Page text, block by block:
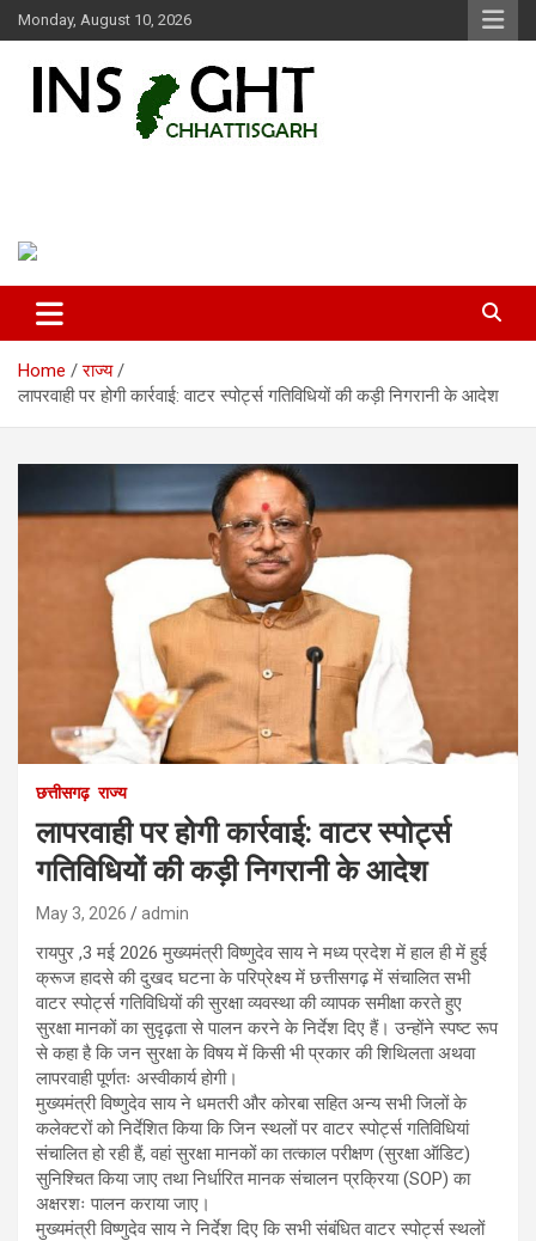
Skip
to
Monday, August 10, 2026
Home
राज्य
लापरवाही पर होगी कार्रवाई: वाटर स्पोर्ट्स गतिविधियों की कड़ी निगरानी के आदेश
छत्तीसगढ़ राज्य
लापरवाही पर होगी कार्रवाई: वाटर स्पोर्ट्स
गतिविधियों की कड़ी निगरानी के आदेश
May 3, 2026 admin
रायपुर ,3 मई 2026 मुख्यमंत्री विष्णुदेव साय ने मध्य प्रदेश में हाल ही में हुई
क्रूज हादसे की दुखद घटना के परिप्रेक्ष्य में छत्तीसगढ़ में संचालित सभी
वाटर स्पोर्ट्स गतिविधियों की सुरक्षा व्यवस्था की व्यापक समीक्षा करते हुए
सुरक्षा मानकों का सुदृढ़ता से पालन करने के निर्देश दिए हैं। उन्होंने स्पष्ट रूप
से कहा है कि जन सुरक्षा के विषय में किसी भी प्रकार की शिथिलता अथवा
लापरवाही पूर्णतः अस्वीकार्य होगी।
मुख्यमंत्री विष्णुदेव साय ने धमतरी और कोरबा सहित अन्य सभी जिलों के
कलेक्टरों को निर्देशित किया कि जिन स्थलों पर वाटर स्पोर्ट्स गतिविधियां
संचालित हो रही हैं, वहां सुरक्षा मानकों का तत्काल परीक्षण (सुरक्षा ऑडिट)
सुनिश्चित किया जाए तथा निर्धारित मानक संचालन प्रक्रिया (SOP) का
अक्षरशः पालन कराया जाए।
मुख्यमंत्री विष्णुदेव साय ने निर्देश दिए कि सभी संबंधित वाटर स्पोर्ट्स स्थलों